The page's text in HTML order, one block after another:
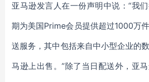
亚马逊发言人在一份声明中说：“我
期为美国Prime会员提供超过1000万
送服务，其中包括来自中小型企业的
马逊上出售。”除了当日配送外，亚